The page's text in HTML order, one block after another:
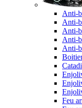
Anti-
Anti-
Anti-
Anti-
Anti-
Feu